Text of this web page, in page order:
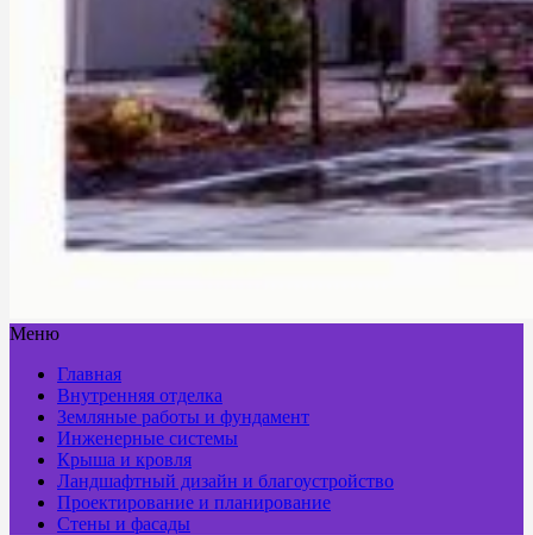
Меню
Главная
Внутренняя отделка
Земляные работы и фундамент
Инженерные системы
Крыша и кровля
Ландшафтный дизайн и благоустройство
Проектирование и планирование
Стены и фасады